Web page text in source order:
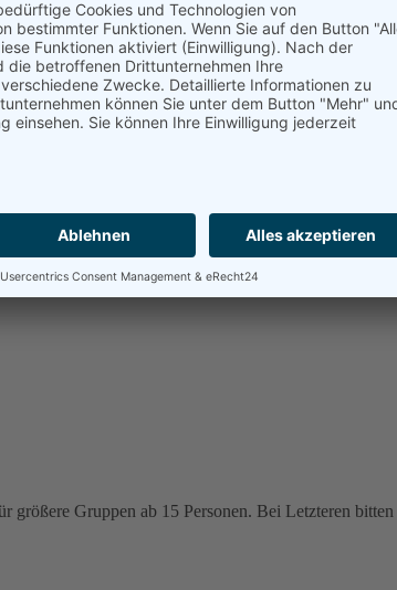
Gruppen ab 15 Personen. Bei Letzteren